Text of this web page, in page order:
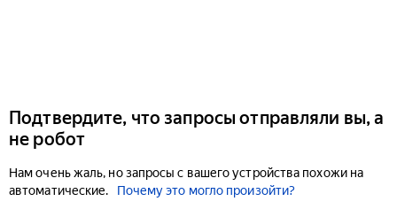
Подтвердите, что запросы отправляли вы, а
не робот
Нам очень жаль, но запросы с вашего устройства похожи на
автоматические.
Почему это могло произойти?